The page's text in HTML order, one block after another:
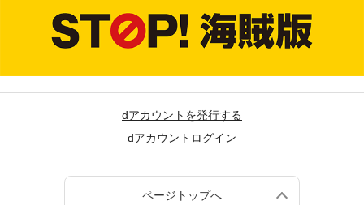
dアカウントを発行する
dアカウントログイン
ページトップへ